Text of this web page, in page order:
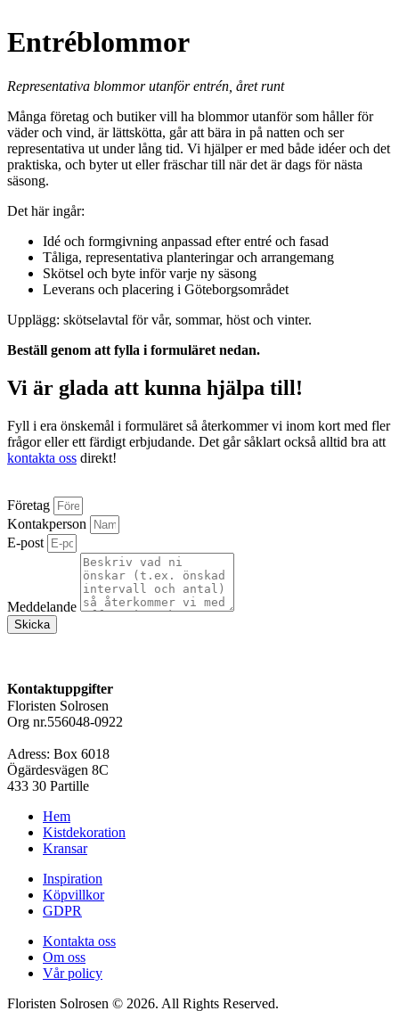
Entréblommor
Representativa blommor utanför entrén, året runt
Många företag och butiker vill ha blommor utanför som håller för
väder och vind, är lättskötta, går att bära in på natten och ser
representativa ut under lång tid. Vi hjälper er med både idéer och det
praktiska, och byter ut eller fräschar till när det är dags för nästa
säsong.
Det här ingår:
Idé och formgivning anpassad efter entré och fasad
Tåliga, representativa planteringar och arrangemang
Skötsel och byte inför varje ny säsong
Leverans och placering i Göteborgsområdet
Upplägg: skötselavtal för vår, sommar, höst och vinter.
Beställ genom att fylla i formuläret nedan.
Vi är glada att kunna hjälpa till!
Fyll i era önskemål i formuläret så återkommer vi inom kort med fler
frågor eller ett färdigt erbjudande. Det går såklart också alltid bra att
kontakta oss direkt!
Företag
Kontakperson
E-post
Meddelande
Skicka
Kontaktuppgifter
Floristen Solrosen
Org nr.556048-0922
Adress: Box 6018
Ögärdesvägen 8C
433 30 Partille
Hem
Kistdekoration
Kransar
Inspiration
Köpvillkor
GDPR
Kontakta oss
Om oss
Vår policy
Floristen Solrosen © 2026. All Rights Reserved.